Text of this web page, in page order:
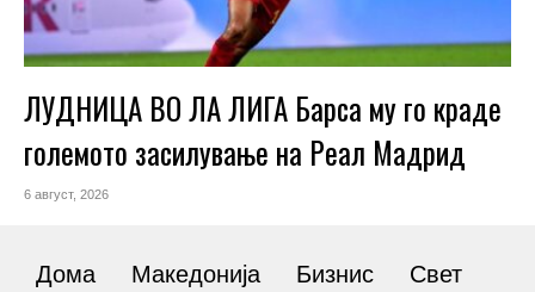
ЛУДНИЦА ВО ЛА ЛИГА Барса му го краде
големото засилување на Реал Мадрид
6 август, 2026
Дома Македонија Бизнис Свет